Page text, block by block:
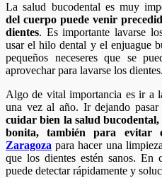
La salud bucodental es muy
del cuerpo puede venir
dientes. Es importante lavarse
usar el hilo dental y el enjuague
pequeños neceseres que se
aprovechar para lavarse los dientes.
Algo de vital importancia es ir a
una vez al año. Ir dejando
cuidar bien la salud
bonita, también para evitar
Zaragoza para hacer una
que los dientes estén sanos. En
puede detectar rápidamente y